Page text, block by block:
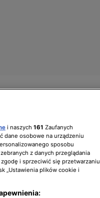
i naszych 161 Zaufanych
dane osobowe na urządzeniu
sposobu
z danych przeglądania
i sprzeciwić się przetwarzaniu
„Ustawienia plików cookie i